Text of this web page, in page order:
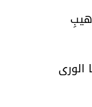
الورى